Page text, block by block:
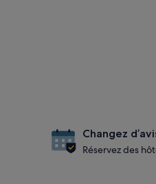
Changez
Réservez des